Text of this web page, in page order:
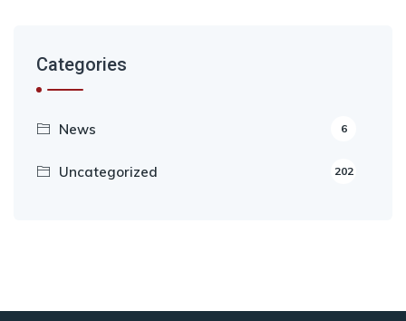
Categories
News 6
Uncategorized 202